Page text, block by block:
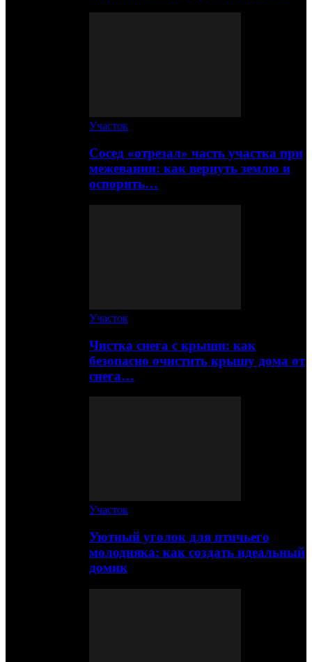
Участок
Сосед «отрезал» часть участка при
межевании: как вернуть землю и
оспорить…
Участок
Чистка снега с крыши: как
безопасно очистить крышу дома от
снега…
Участок
Уютный уголок для птичьего
молодняка: как создать идеальный
домик